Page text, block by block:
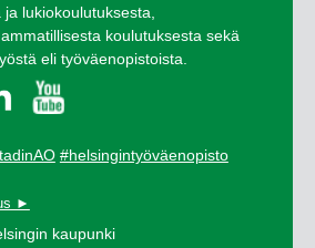
lukiokoulutuksesta,
koulutuksesta sekä
eli työväenopistoista.
#helsingintyöväenopisto
►
kaupunki